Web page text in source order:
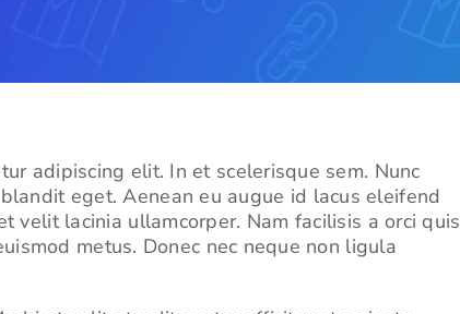
adipiscing elit. In et scelerisque sem. Nunc
eget. Aenean eu augue id lacus eleifend
velit lacinia ullamcorper. Nam facilisis a orci quis
metus. Donec nec neque non ligula